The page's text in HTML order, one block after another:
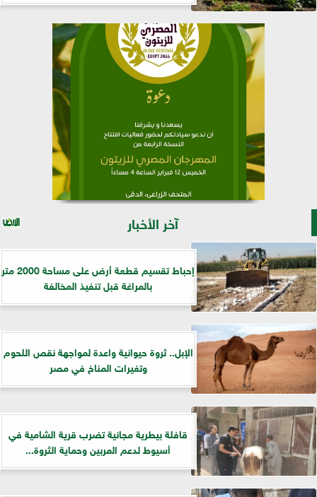
آخر الأخبار
إحباط تقسيم قطعة أرض على مساحة 2000 متر
بالمراغة قبل تنفيذ المخالفة
الإبل.. ثروة حيوانية واعدة لمواجهة نقص اللحوم
وتغيرات المناخ في مصر
قافلة بيطرية مجانية تضرب قرية الشامية في
أسيوط لدعم المربين وحماية الثروة...